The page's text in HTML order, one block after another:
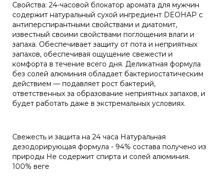
Свойства: 24-часовой блокатор аромата для мужчин
содержит натуральный сухой ингредиент DEOHAP с
антиперспирантными свойствами и диатомит,
известный своими свойствами поглощения влаги и
запаха. Обеспечивает защиту от пота и неприятных
запахов, обеспечивая ощущение свежести и
комфорта в течение всего дня. Деликатная формула
без солей алюминия обладает бактериостатическим
действием — подавляет рост бактерий,
ответственных за образование неприятных запахов, и
будет работать даже в экстремальных условиях.
Свежесть и защита на 24 часа Натуральная
дезодорирующая формула - 94% состава получено из
природы Не содержит спирта и солей алюминия.
100% веге